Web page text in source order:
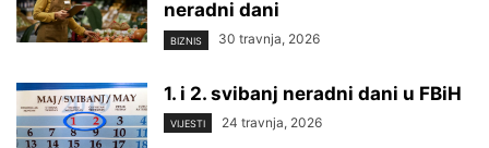
neradni dani
BIZNIS 30 travnja, 2026
1. i 2. svibanj neradni dani u FBiH
VIJESTI 24 travnja, 2026